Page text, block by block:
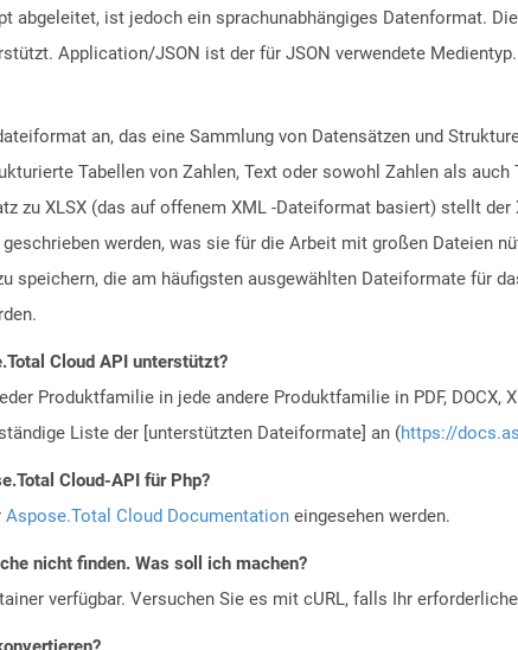
abgeleitet, ist jedoch ein sprachunabhängiges Datenformat.
Application/JSON ist der für JSON verwendete Medientyp.
an, das eine Sammlung von Datensätzen und
Tabellen von Zahlen, Text oder sowohl Zahlen als auch
zu XLSX (das auf offenem XML -Dateiformat basiert) stellt der
werden, was sie für die Arbeit mit großen Dateien
speichern, die am häufigsten ausgewählten Dateiformate für
Cloud API unterstützt?
Produktfamilie in jede andere Produktfamilie in PDF, DOCX,
Liste der [unterstützten Dateiformate] an (https://
Cloud-API für Php?
Aspose.Total Cloud Documentation eingesehen werden.
nicht finden. Was soll ich machen?
verfügbar. Versuchen Sie es mit cURL, falls Ihr